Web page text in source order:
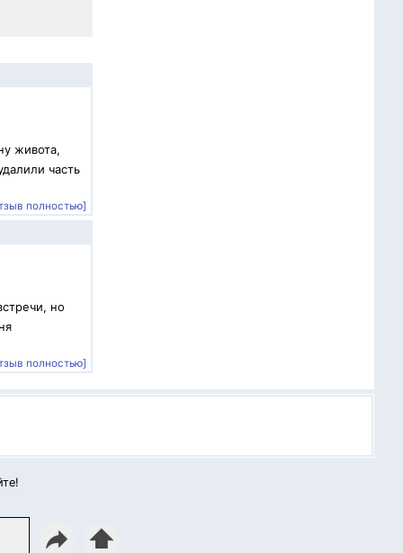
живота,
часть
полностью]
но
полностью]
⬆